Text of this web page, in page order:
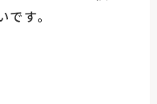
す。